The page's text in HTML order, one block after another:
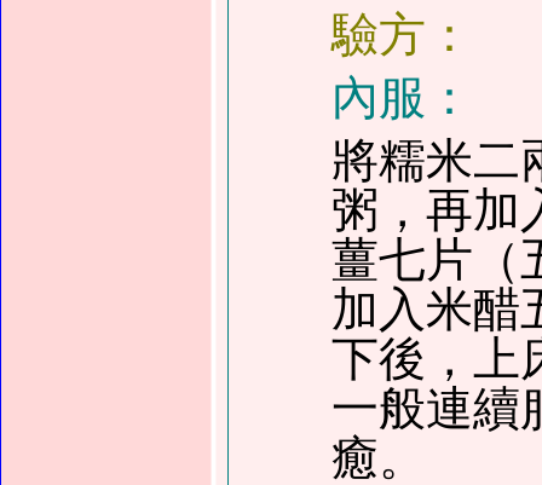
驗方：
內服：
將糯米二
粥，再加
薑七片（
加入米醋
下後，上
一般連續
癒。